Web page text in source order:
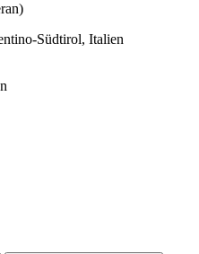
Südtirol, Italien